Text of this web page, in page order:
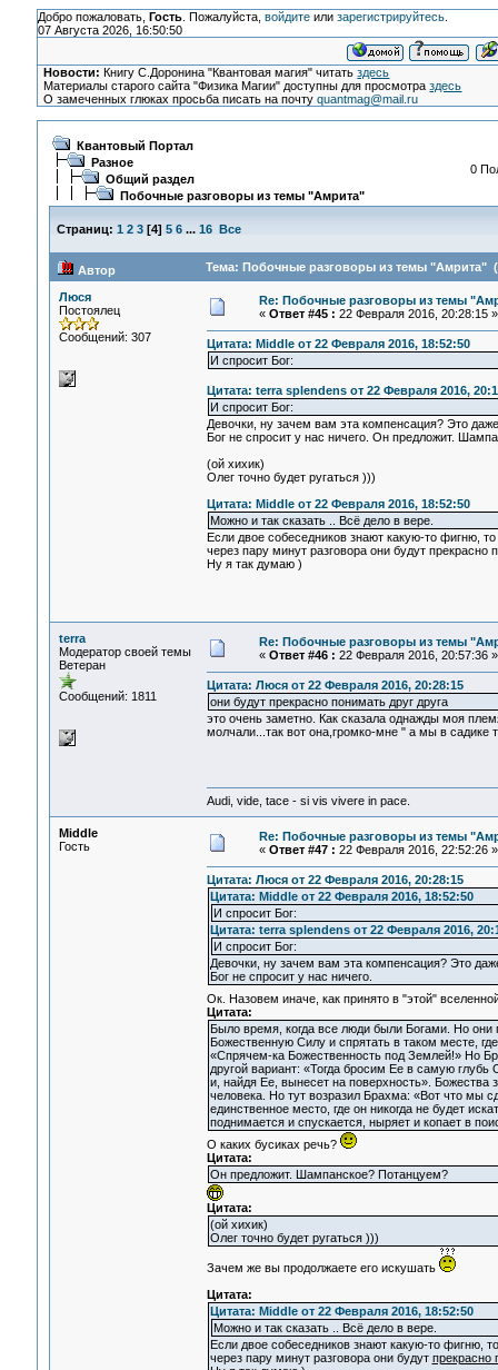
Добро пожаловать, Гость. Пожалуйста, войдитеили зарегистрируйтесь.
07 Августа 2026, 16:50:50
Новости: Книгу С.Доронина "Квантовая магия" читатьздесь
Материалы старого сайта "Физика Магии" доступны для просмотраздесь
О замеченных глюках просьба писать на почтуquantmag@mail.ru
Квантовый Портал
Разное
Общий раздел
Побочные разговоры из темы "Амрита"
0
Страниц: 1 2 3[4] 5 6 ... 16 Все
Автор Тема: Побочные разговоры из темы "Амрита"
Люся
Постоялец
Сообщений: 307
Re: Побочные разговоры из темы
« Ответ #45 : 22 Февраля 2016, 20:28:15 »
Цитата: Middle от 22 Февраля 2016, 18:52:50
И спросит Бог:
Цитата: terra splendens от 22 Февраля 2016,
И спросит Бог:
Девочки, ну зачем вам эта компенсация? Это
Бог не спросит у нас ничего. Он предложит.
(ой хихик)
Олег точно будет ругаться )))
Цитата: Middle от 22 Февраля 2016, 18:52:50
Можно и так сказать .. Всё дело в вере.
Если двое собеседников знают какую-то фигню,
через пару минут разговора они будут
Ну я так думаю )
terra
Модератор своей темы
Ветеран
Сообщений: 1811
Re: Побочные разговоры из темы
« Ответ #46 : 22 Февраля 2016, 20:57:36 »
Цитата: Люся от 22 Февраля 2016, 20:28:15
они будут прекрасно понимать друг друга
это очень заметно. Как сказала однажды моя
молчали...так вот она,громко-мне " а мы в садике
Audi, vide, tace - si vis vivere in pace.
Middle
Гость
Re: Побочные разговоры из темы
« Ответ #47 : 22 Февраля 2016, 22:52:26 »
Цитата: Люся от 22 Февраля 2016, 20:28:15
Цитата: Middle от 22 Февраля 2016, 18:52:50
И спросит Бог:
Цитата: terra splendens от 22 Февраля 2016,
И спросит Бог:
Девочки, ну зачем вам эта компенсация? Это
Бог не спросит у нас ничего.
Ок. Назовем иначе, как принято в "этой"
Цитата:
Было время, когда все люди были Богами. Но
Божественную Силу и спрятать в таком месте,
«Спрячем-ка Божественность под Землей!» Но
другой вариант: «Тогда бросим Ее в самую
и, найдя Ее, вынесет на поверхность». Божества
человека. Но тут возразил Брахма: «Вот что мы
единственное место, где он никогда не будет
поднимается и спускается, ныряет и копает в
О каких бусиках речь?
Цитата:
Он предложит. Шампанское? Потанцуем?
Цитата:
(ой хихик)
Олег точно будет ругаться )))
Зачем же вы продолжаете его искушать
Цитата:
Цитата: Middle от 22 Февраля 2016, 18:52:50
Можно и так сказать .. Всё дело в вере.
Если двое собеседников знают какую-то фигню,
через пару минут разговора они будут прекрасно